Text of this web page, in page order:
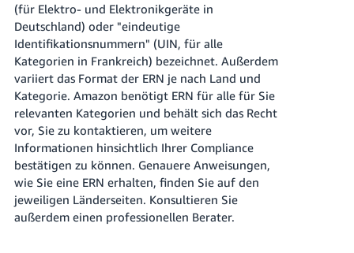
(für Elektro- und Elektronikgeräte in
Deutschland) oder "eindeutige
Identifikationsnummern" (UIN, für alle
Kategorien in Frankreich) bezeichnet. Außerdem
variiert das Format der ERN je nach Land und
Kategorie. Amazon benötigt ERN für alle für Sie
relevanten Kategorien und behält sich das Recht
vor, Sie zu kontaktieren, um weitere
Informationen hinsichtlich Ihrer Compliance
bestätigen zu können. Genauere Anweisungen,
wie Sie eine ERN erhalten, finden Sie auf den
jeweiligen Länderseiten. Konsultieren Sie
außerdem einen professionellen Berater.